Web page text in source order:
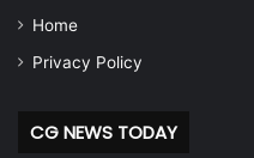
Home
Privacy Policy
CG NEWS TODAY